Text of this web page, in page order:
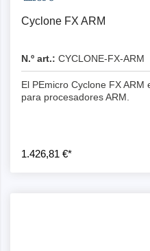
Cyclone FX ARM
N.º art.: CYCLONE-FX-ARM
El PEmicro Cyclone FX
para procesadores ARM.
1.426,81 €*